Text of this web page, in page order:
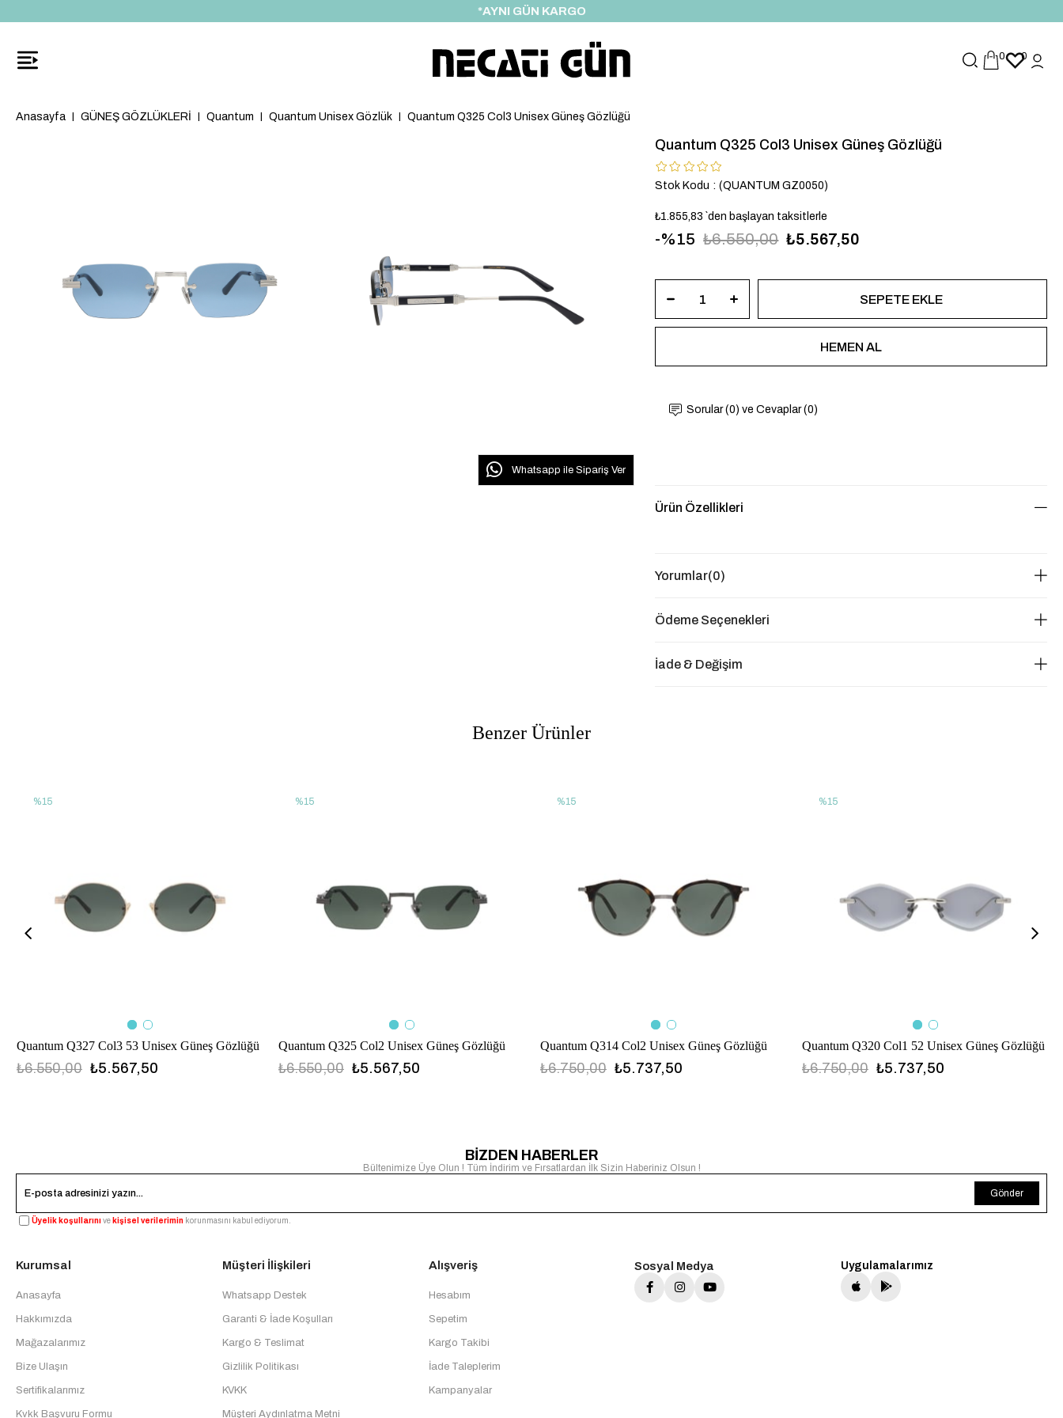
*HEDİYE PAKETİ & NOTU
0 0
Anasayfa GÜNEŞ GÖZLÜKLERİ Quantum Quantum Unisex Gözlük Quantum Q325 Col3 Unisex Güneş Gözlüğü
Whatsapp ile Sipariş Ver
Quantum Q325 Col3 Unisex Güneş Gözlüğü
Stok Kodu (QUANTUM GZ0050)
₺1.855,83 `den başlayan taksitlerle
15 ₺6.550,00 ₺5.567,50
Sorular (0) ve Cevaplar (0)
Ürün Özellikleri
Yorumlar(0)
Ödeme Seçenekleri
İade & Değişim
Benzer Ürünler
Quantum Q327 Col3 53 Unisex Güneş Gözlüğü
₺5.567,50
₺6.550,00
%15
Quantum Q325 Col2 Unisex Güneş Gözlüğü
₺5.567,50
₺6.550,00
%15
Quantum Q314 Col2 Unisex Güneş Gözlüğü
₺5.737,50
₺6.750,00
%15
Quantum Q320 Col1 52 Unisex Güneş Gözlüğü
₺5.737,50
₺6.750,00
%15
BİZDEN HABERLER
Bültenimize Üye Olun ! Tüm İndirim ve Fırsatlardan İlk Sizin Haberiniz Olsun !
Gönder
Üyelik koşullarınıve kişisel verilerimin korunmasını kabul ediyorum.
Kurumsal
Anasayfa
Hakkımızda
Mağazalarımız
Bize Ulaşın
Sertifikalarımız
Kvkk Başvuru Formu
Müşteri İlişkileri
Whatsapp Destek
Garanti & İade Koşulları
Kargo & Teslimat
Gizlilik Politikası
KVKK
Müşteri Aydınlatma Metni
Alışveriş
Hesabım
Sepetim
Kargo Takibi
İade Taleplerim
Kampanyalar
Sosyal Medya Uygulamalarımız